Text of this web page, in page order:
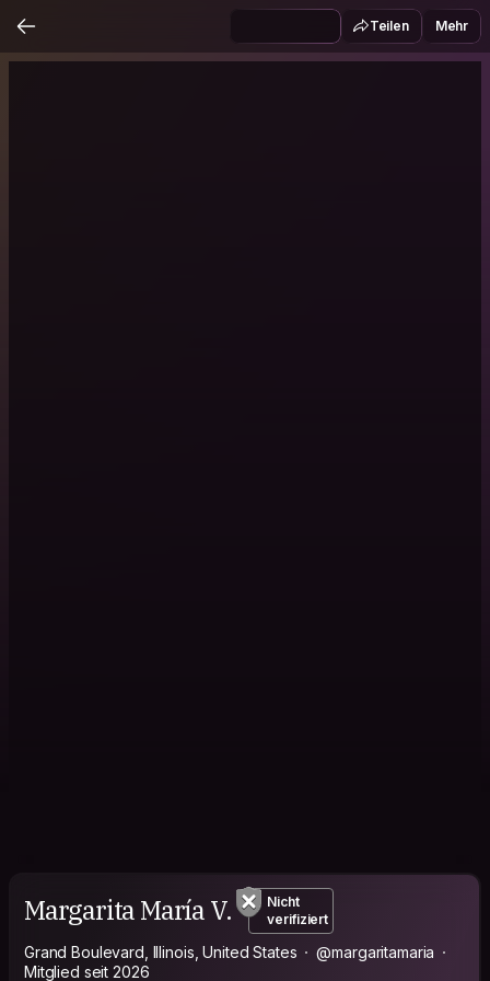
Teilen Mehr
Margarita María V.
Nicht
verifiziert
Grand Boulevard, Illinois, United States
@margaritamaria
Mitglied seit 2026